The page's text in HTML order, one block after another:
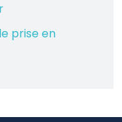
prise en